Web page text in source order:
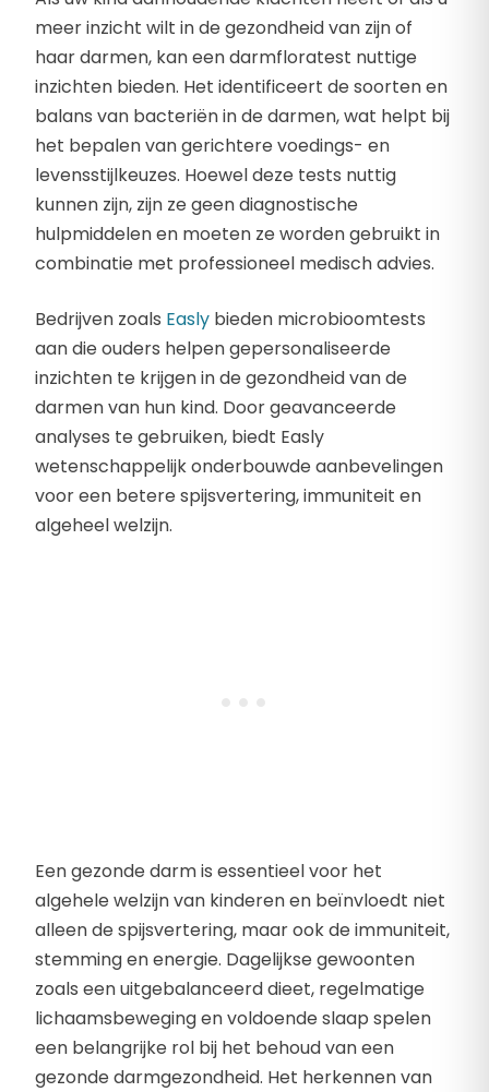
meer inzicht wilt in de gezondheid van zijn of
haar darmen, kan een darmfloratest nuttige
inzichten bieden. Het identificeert de soorten en
balans van bacteriën in de darmen, wat helpt bij
het bepalen van gerichtere voedings- en
levensstijlkeuzes. Hoewel deze tests nuttig
kunnen zijn, zijn ze geen diagnostische
hulpmiddelen en moeten ze worden gebruikt in
combinatie met professioneel medisch advies.
Bedrijven zoals Easly bieden microbioomtests
aan die ouders helpen gepersonaliseerde
inzichten te krijgen in de gezondheid van de
darmen van hun kind. Door geavanceerde
analyses te gebruiken, biedt Easly
wetenschappelijk onderbouwde aanbevelingen
voor een betere spijsvertering, immuniteit en
algeheel welzijn.
Een gezonde darm is essentieel voor het
algehele welzijn van kinderen en beïnvloedt niet
alleen de spijsvertering, maar ook de immuniteit,
stemming en energie. Dagelijkse gewoonten
zoals een uitgebalanceerd dieet, regelmatige
lichaamsbeweging en voldoende slaap spelen
een belangrijke rol bij het behoud van een
gezonde darmgezondheid. Het herkennen van